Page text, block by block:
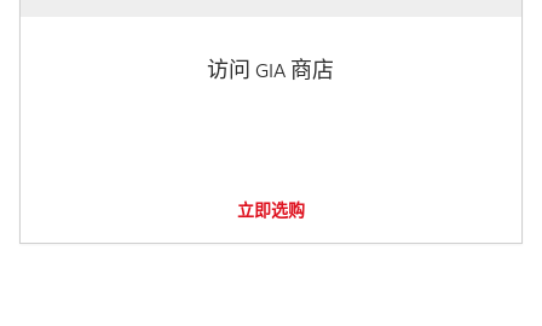
访问 GIA 商店
立即选购